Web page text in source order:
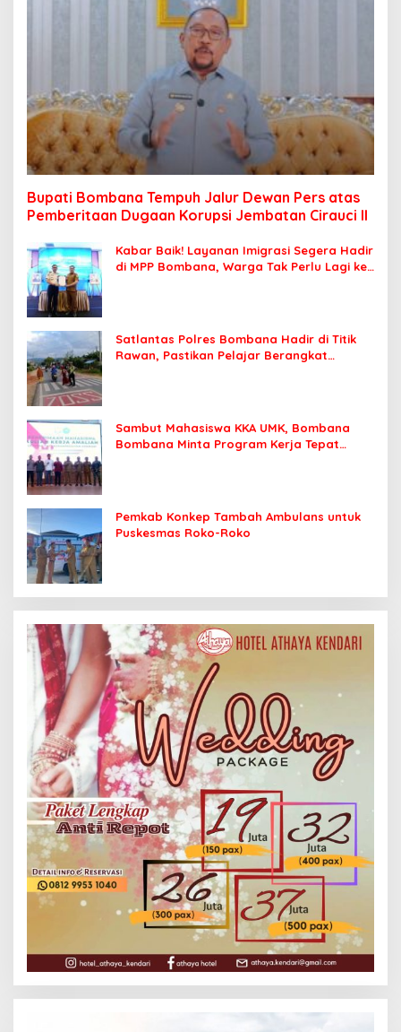
Bupati Bombana Tempuh Jalur Dewan Pers atas
Pemberitaan Dugaan Korupsi Jembatan Cirauci II
Kabar Baik! Layanan Imigrasi Segera Hadir
di MPP Bombana, Warga Tak Perlu Lagi ke
Satlantas Polres Bombana Hadir di Titik
Rawan, Pastikan Pelajar Berangkat
Sambut Mahasiswa KKA UMK, Bombana
Bombana Minta Program Kerja Tepat
Pemkab Konkep Tambah Ambulans untuk
Puskesmas Roko-Roko